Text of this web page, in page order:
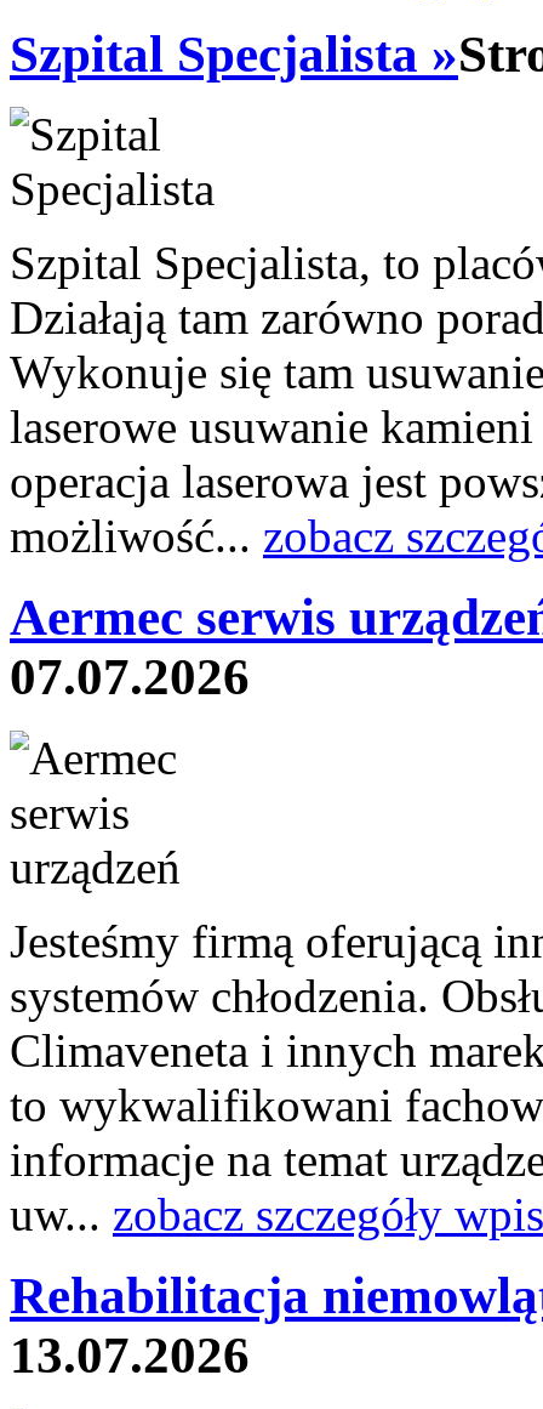
Szpital Specjalista »
Szpital Specjalista, to
Działają tam zarówno
Wykonuje się tam
laserowe usuwanie
operacja laserowa jest
możliwość... zobacz
Aermec serwis
07.07.2026
Jesteśmy firmą oferującą
systemów chłodzenia.
Climaveneta i innych
to wykwalifikowani
informacje na temat
uw... zobacz szczegóły
Rehabilitacja
13.07.2026